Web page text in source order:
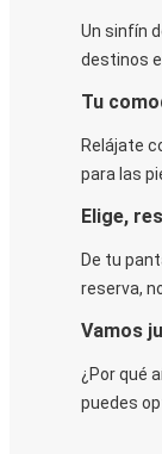
Un sinfín
destinos
Tu
Relájate
para las
Elige,
De tu
reserva,
Vamos
¿Por qué
puedes